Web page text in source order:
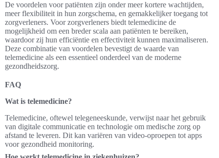
De voordelen voor patiënten zijn onder meer kortere wachtijden,
meer flexibiliteit in hun zorgschema, en gemakkelijker toegang tot
zorgverleners. Voor zorgverleners biedt telemedicine de
mogelijkheid om een breder scala aan patiënten te bereiken,
waardoor zij hun efficiëntie en effectiviteit kunnen maximaliseren.
Deze combinatie van voordelen bevestigt de waarde van
telemedicine als een essentieel onderdeel van de moderne
gezondheidszorg.
FAQ
Wat is telemedicine?
Telemedicine, oftewel telegeneeskunde, verwijst naar het gebruik
van digitale communicatie en technologie om medische zorg op
afstand te leveren. Dit kan variëren van video-oproepen tot apps
voor gezondheid monitoring.